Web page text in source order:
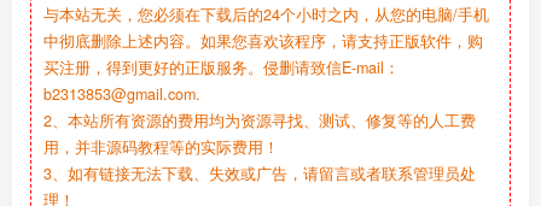
与本站无关，您必须在下载后的24个小时之内，从您的电脑/手机
中彻底删除上述内容。如果您喜欢该程序，请支持正版软件，购
买注册，得到更好的正版服务。侵删请致信E-mail：
b2313853@gmail.com.
2、本站所有资源的费用均为资源寻找、测试、修复等的人工费
用，并非源码教程等的实际费用！
3、如有链接无法下载、失效或广告，请留言或者联系管理员处
理！